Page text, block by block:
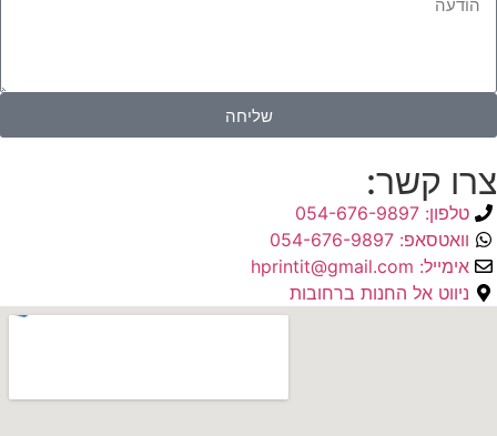
שליחה
צרו קשר:
טלפון: 054-676-9897
וואטסאפ: 054-676-9897
אימייל: hprintit@gmail.com
ניווט אל החנות ברחובות